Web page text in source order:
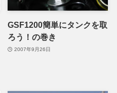
GSF1200簡単にタンクを取
ろう！の巻き
2007年9月26日